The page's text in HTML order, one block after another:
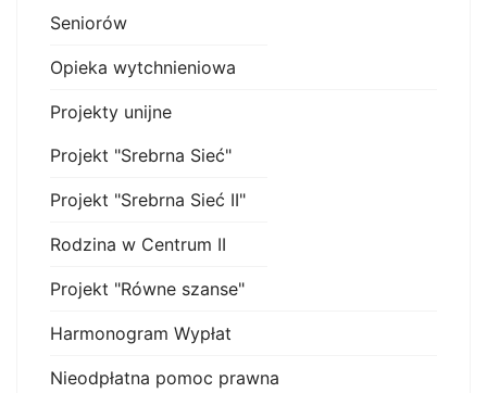
Seniorów
Opieka wytchnieniowa
Projekty unijne
Projekt "Srebrna Sieć"
Projekt "Srebrna Sieć II"
Rodzina w Centrum II
Projekt "Równe szanse"
Harmonogram Wypłat
Nieodpłatna pomoc prawna